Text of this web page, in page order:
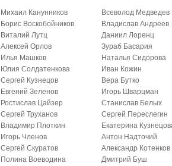
Михаил Канунников
Борис Воскобойников
Виталий Лутц
Алексей Орлов
Илья Машков
Юлия Солдатенкова
Сергей Кузнецов
Евгений Зеленов
Ростислав Цайзер
Сергей Труханов
Владимир Плоткин
Игорь Членов
Сергей Скуратов
Полина Воеводина
Всеволод Медведев
Владислав Андреев
Даниил Лоренц
Зураб Басария
Наталья Сидорова
Иван Кожин
Вера Бутко
Игорь Шварцман
Станислав Белых
Сергей Переслегин
Екатерина
Антон Надточий
Александр Котенков
Дмитрий Буш